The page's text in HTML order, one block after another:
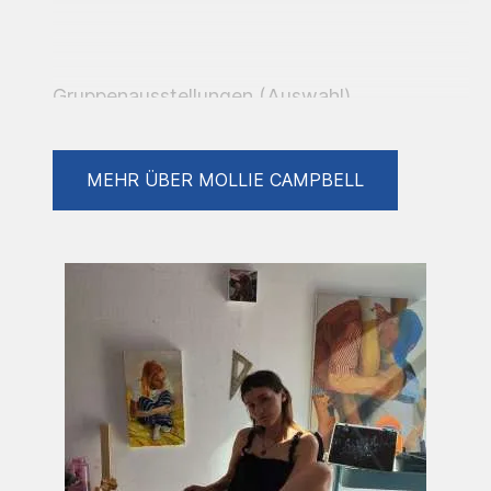
Gruppenausstellungen (Auswahl)
2025 "Solidart" / Fabrik 45 Bonn
2025 The Garage / Toxic Arts Gallery
London, UK
MEHR ÜBER MOLLIE CAMPBELL